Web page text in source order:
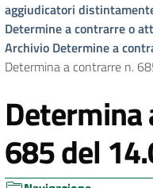
aggiudicatori
Determine a contrarre o
Archivio Determine a
Determina a contrarre n.
Determina
685 del